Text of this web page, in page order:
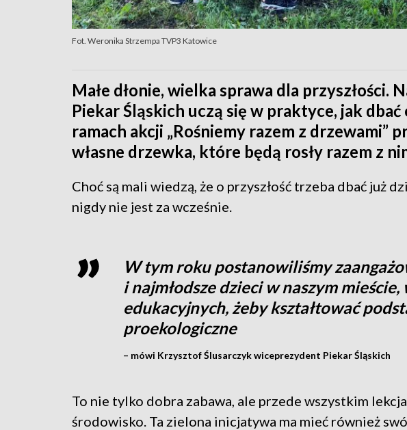
Fot. Weronika Strzempa TVP3 Katowice
Małe dłonie, wielka sprawa dla przyszłości.
Piekar Śląskich uczą się w praktyce, jak
ramach akcji „Rośniemy razem z drzewami”
własne drzewka, które będą rosły razem z
Choć są mali wiedzą, że o przyszłość trzeba dbać już
nigdy nie jest za wcześnie.
W tym roku postanowiliśmy
i najmłodsze dzieci w naszym mieście,
edukacyjnych, żeby kształtować
proekologiczne
– mówi Krzysztof Ślusarczyk wiceprezydent Piekar Śląskich
To nie tylko dobra zabawa, ale przede wszystkim
środowisko. Ta zielona inicjatywa ma mieć również